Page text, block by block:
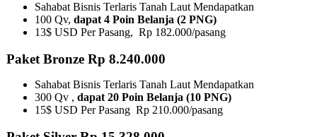
Sahabat Bisnis Terlaris Tanah Laut Mendapatkan
100 Qv, dapat 4 Poin Belanja (2 PNG)
13$ USD Per Pasang, Rp 182.000/pasang
Paket Bronze Rp 8.240.000
Sahabat Bisnis Terlaris Tanah Laut Mendapatkan
300 Qv , dapat 20 Poin Belanja (10 PNG)​
15$ USD Per Pasang Rp 210.000/pasang